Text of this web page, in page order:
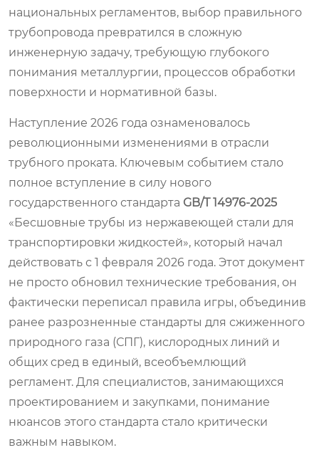
национальных регламентов, выбор правильного
трубопровода превратился в сложную
инженерную задачу, требующую глубокого
понимания металлургии, процессов обработки
поверхности и нормативной базы.
Наступление 2026 года ознаменовалось
революционными изменениями в отрасли
трубного проката. Ключевым событием стало
полное вступление в силу нового
государственного стандарта GB/T 14976-2025
«Бесшовные трубы из нержавеющей стали для
транспортировки жидкостей», который начал
действовать с 1 февраля 2026 года. Этот документ
не просто обновил технические требования, он
фактически переписал правила игры, объединив
ранее разрозненные стандарты для сжиженного
природного газа (СПГ), кислородных линий и
общих сред в единый, всеобъемлющий
регламент. Для специалистов, занимающихся
проектированием и закупками, понимание
нюансов этого стандарта стало критически
важным навыком.